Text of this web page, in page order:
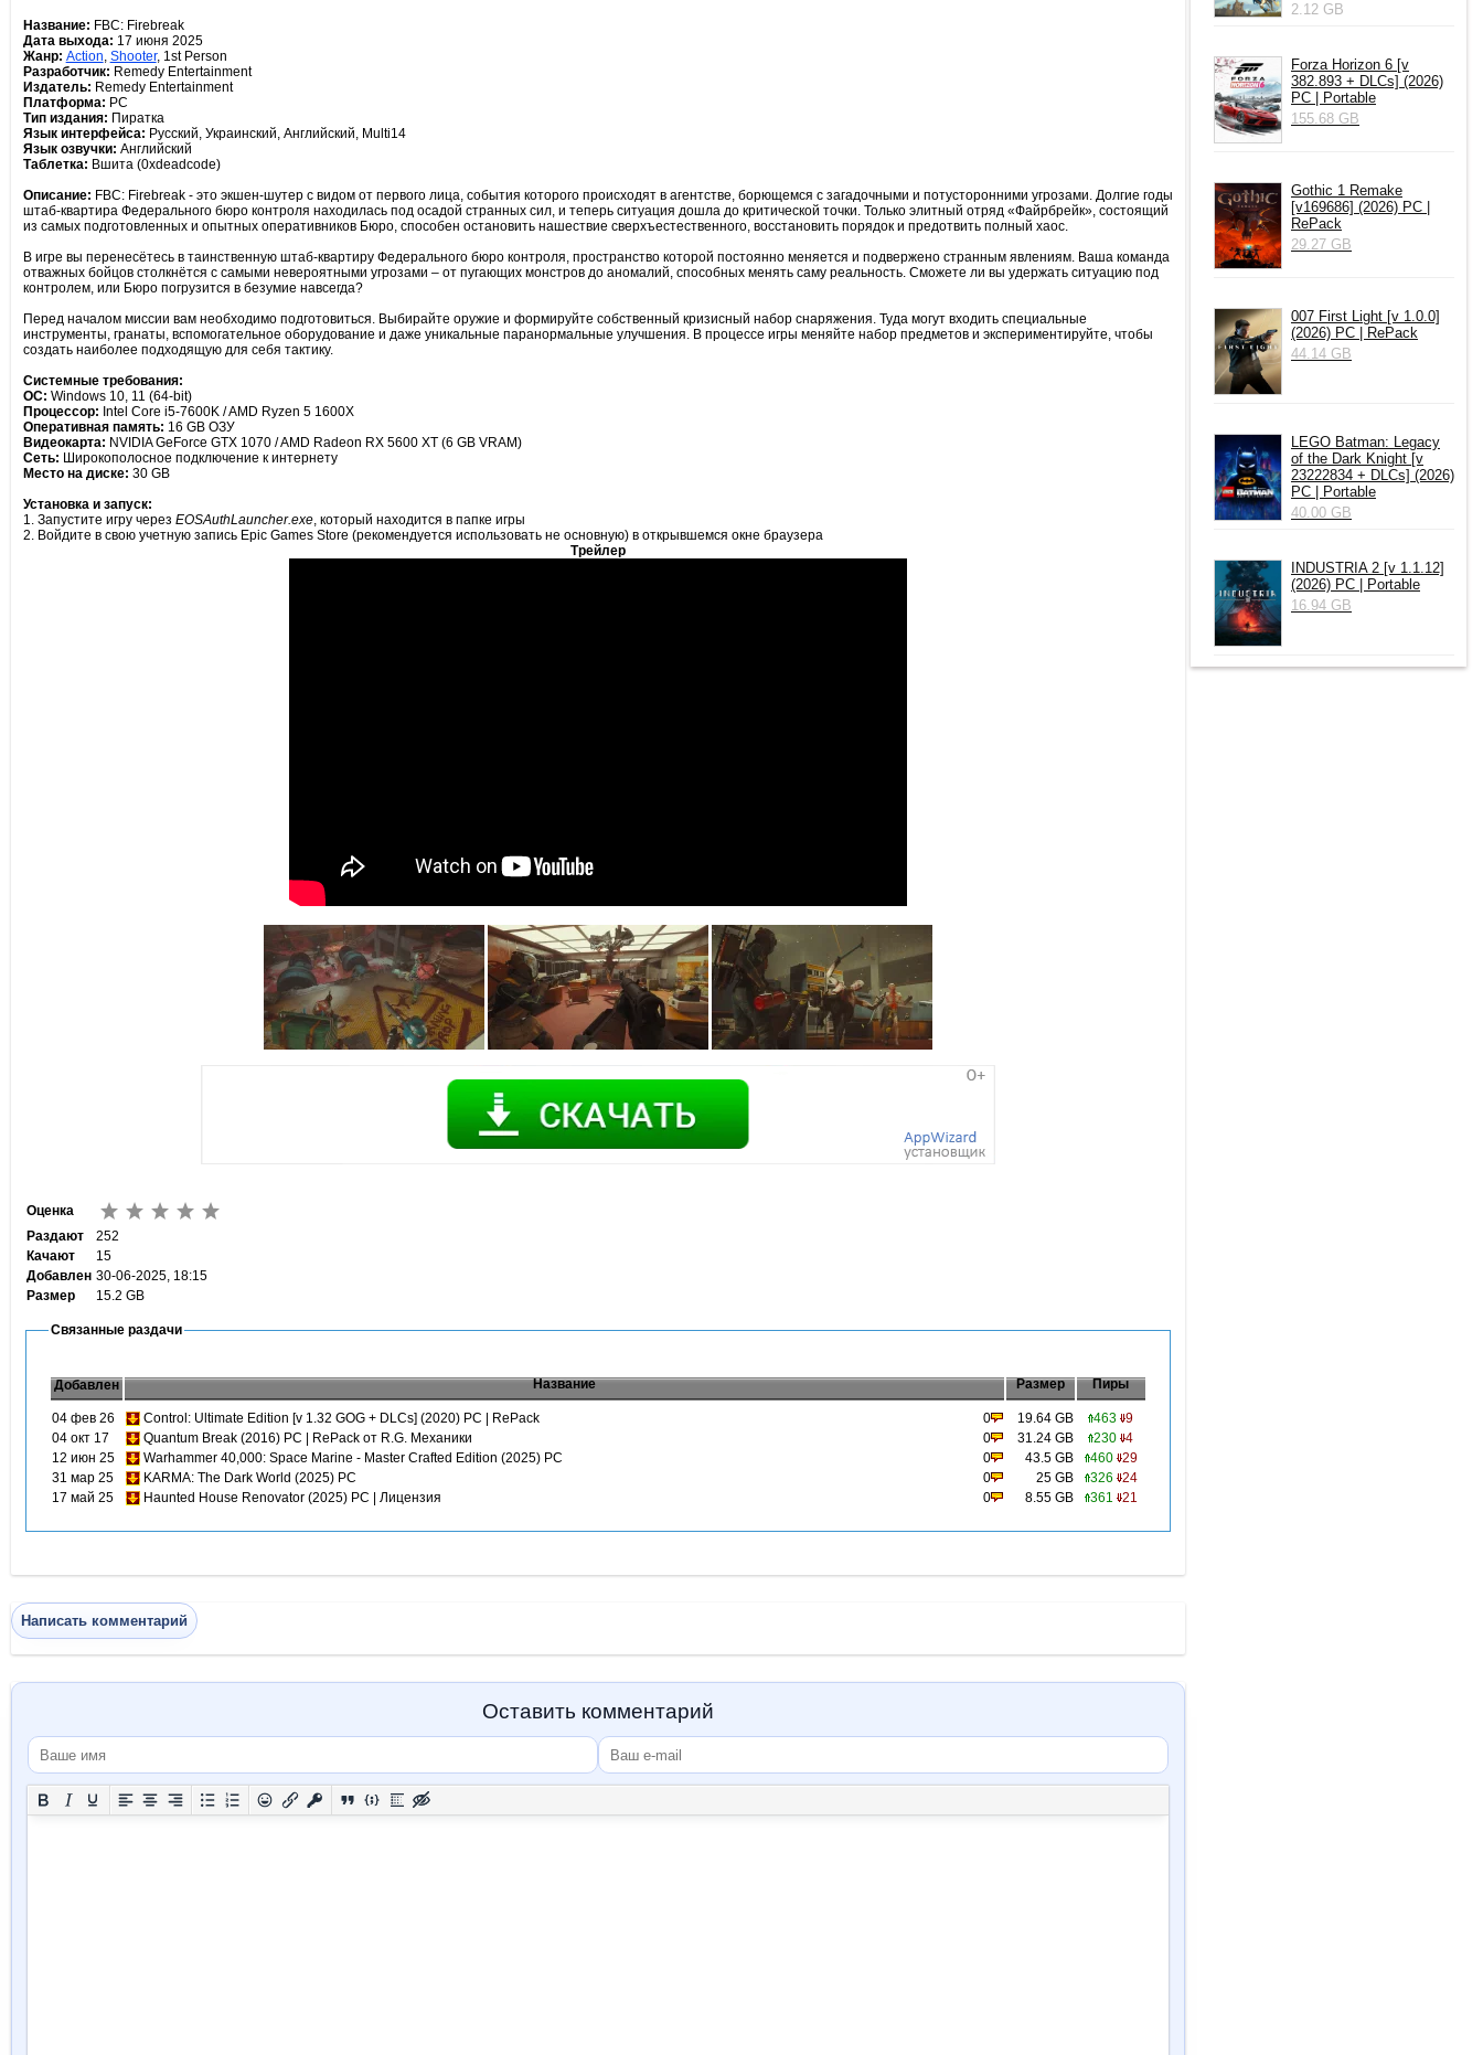
Название: FBC: Firebreak
Дата выхода: 17 июня 2025
Жанр: Action, Shooter, 1st Person
Разработчик: Remedy Entertainment
Издатель: Remedy Entertainment
Платформа: PC
Тип издания: Пиратка
Язык интерфейса: Русский, Украинский, Английский, Multi14
Язык озвучки: Английский
Таблетка: Вшита (0xdeadcode)
Описание: FBC: Firebreak - это экшен-шутер с видом от первого лица, события которого происходят в агентстве, борющемся с загадочными и потусторонними угрозами. Долгие годы
штаб-квартира Федерального бюро контроля находилась под осадой странных сил, и теперь ситуация дошла до критической точки. Только элитный отряд «Файрбрейк», состоящий
из самых подготовленных и опытных оперативников Бюро, способен остановить нашествие сверхъестественного, восстановить порядок и предотвить полный хаос.
В игре вы перенесётесь в таинственную штаб-квартиру Федерального бюро контроля, пространство которой постоянно меняется и подвержено странным явлениям. Ваша команда
отважных бойцов столкнётся с самыми невероятными угрозами – от пугающих монстров до аномалий, способных менять саму реальность. Сможете ли вы удержать ситуацию под
контролем, или Бюро погрузится в безумие навсегда?
Перед началом миссии вам необходимо подготовиться. Выбирайте оружие и формируйте собственный кризисный набор снаряжения. Туда могут входить специальные
инструменты, гранаты, вспомогательное оборудование и даже уникальные паранормальные улучшения. В процессе игры меняйте набор предметов и экспериментируйте, чтобы
создать наиболее подходящую для себя тактику.
Системные требования:
ОС: Windows 10, 11 (64-bit)
Процессор: Intel Core i5-7600K / AMD Ryzen 5 1600X
Оперативная память: 16 GB ОЗУ
Видеокарта: NVIDIA GeForce GTX 1070 / AMD Radeon RX 5600 XT (6 GB VRAM)
Сеть: Широкополосное подключение к интернету
Место на диске: 30 GB
Установка и запуск:
1. Запустите игру через EOSAuthLauncher.exe, который находится в папке игры
2. Войдите в свою учетную запись Epic Games Store (рекомендуется использовать не основную) в открывшемся окне браузера
Трейлер
Оценка
Раздают
252
Качают
15
Добавлен 30-06-2025, 18:15
Размер
15.2 GB
Связанные раздачи
Добавлен Название Размер Пиры
04 фев 26 Control: Ultimate Edition [v 1.32 GOG + DLCs] (2020) PC | RePack 0 19.64 GB 463 9
04 окт 17
Quantum Break (2016) PC | RePack от R.G. Механики 0 31.24 GB 230 4
12 июн 25
Warhammer 40,000: Space Marine - Master Crafted Edition (2025) PC 0 43.5 GB 460 29
31 мар 25
KARMA: The Dark World (2025) PC 0 25 GB 326
24
17 май 25
Haunted House Renovator (2025) PC | Лицензия 0 8.55 GB 361 21
Написать комментарий
Оставить комментарий
2.12 GB
Forza Horizon 6 [v
382.893 + DLCs] (2026)
PC | Portable
155.68 GB
Gothic 1 Remake
[v169686] (2026) PC |
RePack
29.27 GB
007 First Light [v 1.0.0]
(2026) PC | RePack
44.14 GB
LEGO Batman: Legacy
of the Dark Knight [v
23222834 + DLCs] (2026)
PC | Portable
40.00 GB
INDUSTRIA 2 [v 1.1.12]
(2026) РС | Portable
16.94 GB